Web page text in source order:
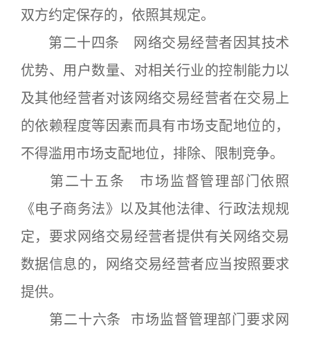
双方约定保存的，依照其规定。
第二十四条 网络交易经营者因其技术
优势、用户数量、对相关行业的控制能力以
及其他经营者对该网络交易经营者在交易上
的依赖程度等因素而具有市场支配地位的，
不得滥用市场支配地位，排除、限制竞争。
第二十五条 市场监督管理部门依照
《电子商务法》以及其他法律、行政法规规
定，要求网络交易经营者提供有关网络交易
数据信息的，网络交易经营者应当按照要求
提供。
第二十六条 市场监督管理部门要求网